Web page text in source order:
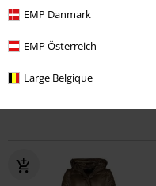
EMP Danmark
EMP Österreich
Large Belgique
UVP
49,99 €
Phantastische Tierwesen